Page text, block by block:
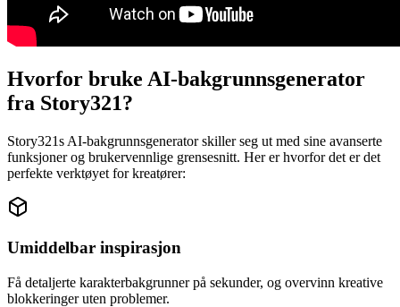
Hvorfor bruke AI-bakgrunnsgenerator
fra Story321?
Story321s AI-bakgrunnsgenerator skiller seg ut med sine avanserte
funksjoner og brukervennlige grensesnitt. Her er hvorfor det er det
perfekte verktøyet for kreatører:
Umiddelbar inspirasjon
Få detaljerte karakterbakgrunner på sekunder, og overvinn kreative
blokkeringer uten problemer.